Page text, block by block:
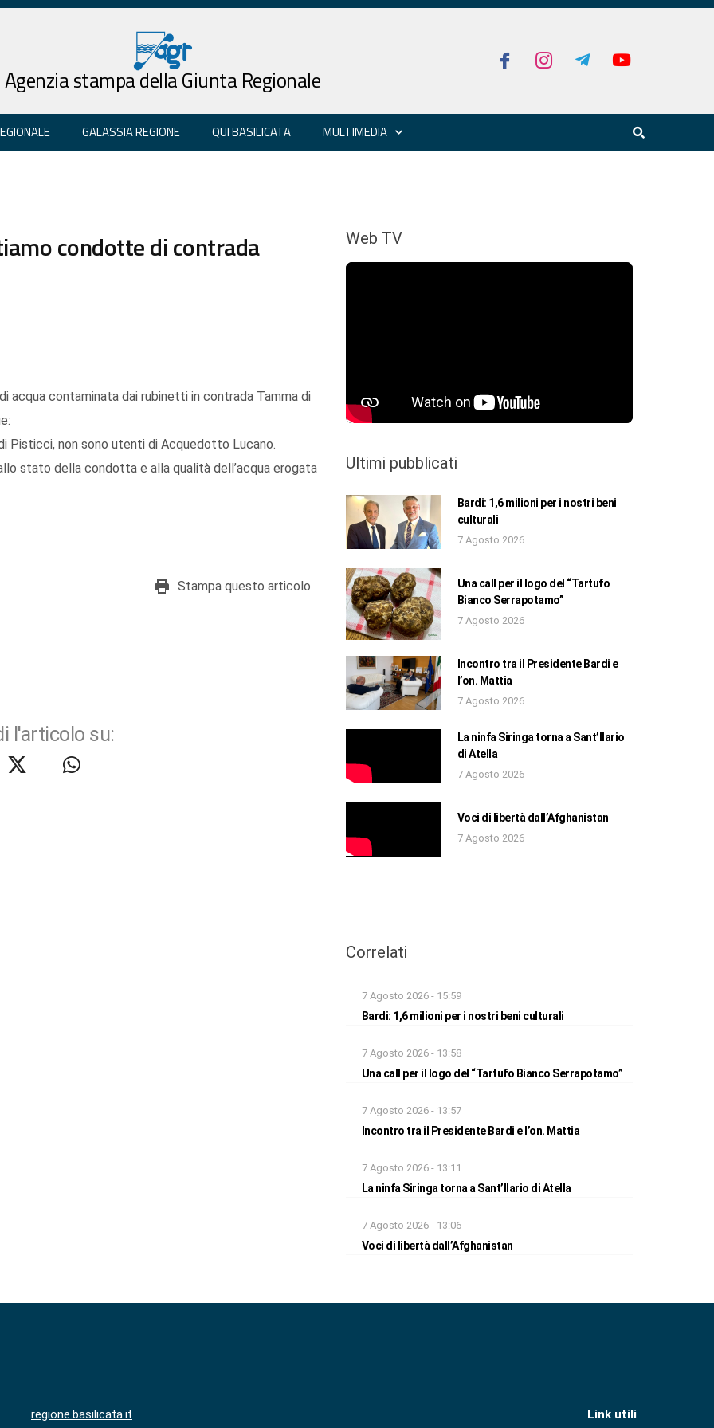
Agenzia stampa della Giunta Regionale
GALASSIA REGIONE QUI BASILICATA MULTIMEDIA
condotte di contrada
acqua contaminata dai rubinetti in contrada Tamma di
Pisticci, non sono utenti di Acquedotto Lucano.
stato della condotta e alla qualità dell’acqua erogata
Stampa questo articolo
l'articolo su:
Web TV
Ultimi pubblicati
Bardi: 1,6 milioni per i nostri beni
culturali
7 Agosto 2026
Una call per il logo del “Tartufo
Bianco Serrapotamo”
7 Agosto 2026
Incontro tra il Presidente Bardi e
l’on. Mattia
7 Agosto 2026
La ninfa Siringa torna a Sant’Ilario
di Atella
7 Agosto 2026
Voci di libertà dall’Afghanistan
7 Agosto 2026
Correlati
7 Agosto 2026 - 15:59
Bardi: 1,6 milioni per i nostri beni culturali
7 Agosto 2026 - 13:58
Una call per il logo del “Tartufo Bianco Serrapotamo”
7 Agosto 2026 - 13:57
Incontro tra il Presidente Bardi e l’on. Mattia
7 Agosto 2026 - 13:11
La ninfa Siringa torna a Sant’Ilario di Atella
7 Agosto 2026 - 13:06
Voci di libertà dall’Afghanistan
regione.basilicata.it
Link utili